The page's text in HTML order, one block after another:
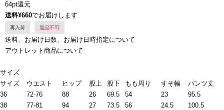
64pt還元
送料¥660でお届けします
再入荷 返品不可
送料、お届け日数、お届け日時指定について
アウトレット商品について
サイズ
サイズ
ウエスト ヒップ 股上 股下 もも周り すそ幅
パンツ丈
36
72-76 88 26 69.5 54 23
95.5
38
77-81 94 27 73.5 56 24.5
100.5